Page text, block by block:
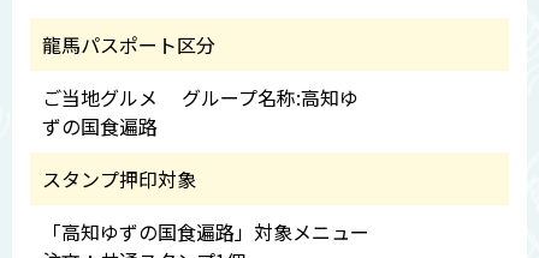
龍馬パスポート区分
ご当地グルメ グループ名称:高知ゆ
ずの国食遍路
スタンプ押印対象
「高知ゆずの国食遍路」対象メニュー